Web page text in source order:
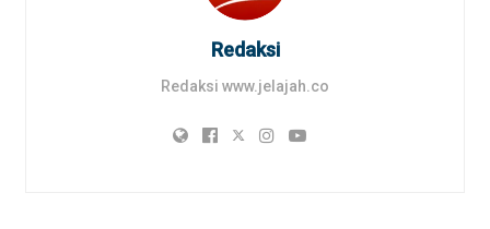
Redaksi
Redaksi www.jelajah.co